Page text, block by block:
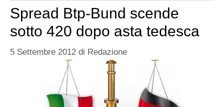
Spread Btp-Bund scende
sotto 420 dopo asta tedesca
5 Settembre 2012 di Redazione